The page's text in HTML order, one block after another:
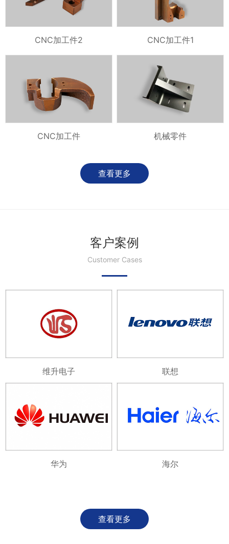
CNC加工件2 CNC加工件1
CNC加工件 机械零件
查看更多
客户案例
Customer Cases
维升电子 联想
华为 海尔
查看更多